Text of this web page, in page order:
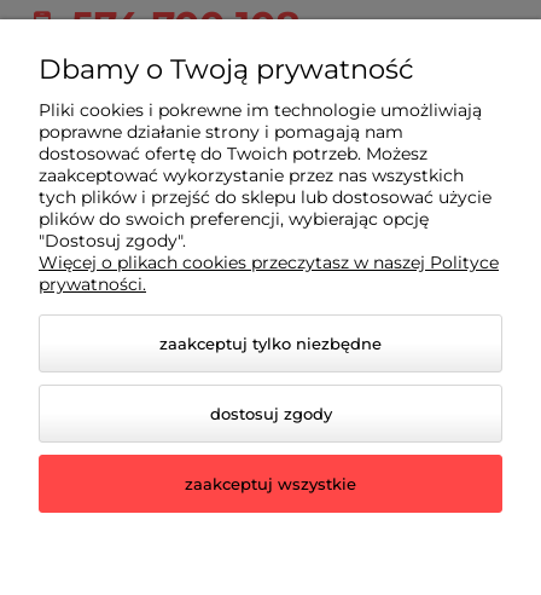
574 700 108
2pulku@rowerowelove.shop
Sklep
Dla kupującego
Informacje
Dbamy o Twoją prywatność
Pliki cookies i pokrewne im technologie umożliwiają
poprawne działanie strony i pomagają nam
dostosować ofertę do Twoich potrzeb. Możesz
zaakceptować wykorzystanie przez nas wszystkich
tych plików i przejść do sklepu lub dostosować użycie
plików do swoich preferencji, wybierając opcję
"Dostosuj zgody".
Więcej o plikach cookies przeczytasz w naszej Polityce
prywatności.
zaakceptuj tylko niezbędne
dostosuj zgody
zaakceptuj wszystkie